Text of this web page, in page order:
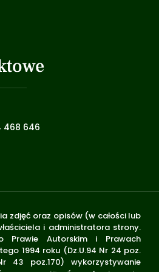
468 646
zdjęć oraz opisów (w całości lub
i administratora strony.
Prawie Autorskim i Prawach
1994 roku (Dz.U.94 Nr 24 poz.
43 poz.170) wykorzystywanie